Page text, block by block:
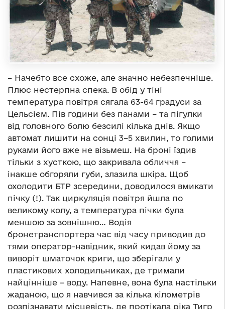
– Начебто все схоже, але значно небезпечніше.
Плюс нестерпна спека. В обід у тіні
температура повітря сягала 63-64 градуси за
Цельсієм. Пів години без панами – та пігулки
від головного болю безсилі кілька днів. Якщо
автомат лишити на сонці 3–5 хвилин, то голими
руками його вже не візьмеш. На броні їздив
тільки з хусткою, що закривала обличчя –
інакше обгоряли губи, злазила шкіра. Щоб
охолодити БТР зсередини, доводилося вмикати
пічку (!). Так циркуляція повітря йшла по
великому колу, а температура пічки була
меншою за зовнішню… Водія
бронетранспортера час від часу приводив до
тями оператор-навідник, який кидав йому за
виворіт шматочок криги, що зберігали у
пластикових холодильниках, де тримали
найцінніше – воду. Напевне, вона була настільки
жаданою, що я навчився за кілька кілометрів
розпізнавати місцевість, де протікала ріка Тигр